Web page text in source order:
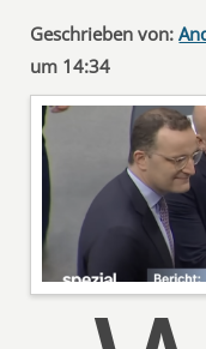
Geschrieben von:
um 14:34